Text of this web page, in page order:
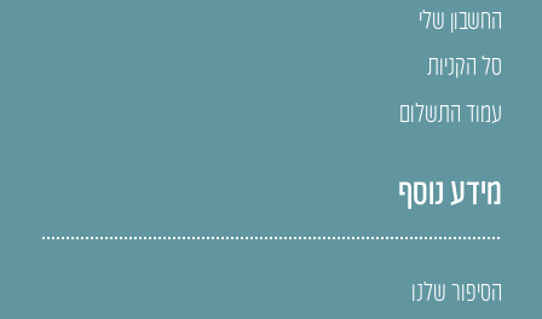
החשבון שלי
סל הקניות
עמוד התשלום
מידע נוסף
הסיפור שלנו